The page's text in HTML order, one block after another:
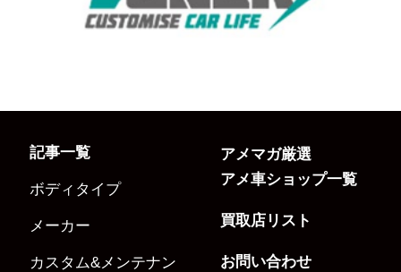
記事一覧
ボディタイプ
メーカー
カスタム&メンテナン
アメマガ厳選
アメ車ショップ一覧
買取店リスト
お問い合わせ